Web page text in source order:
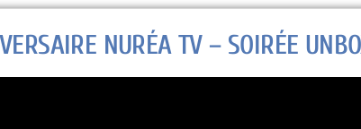
NURÉA TV – SOIRÉE